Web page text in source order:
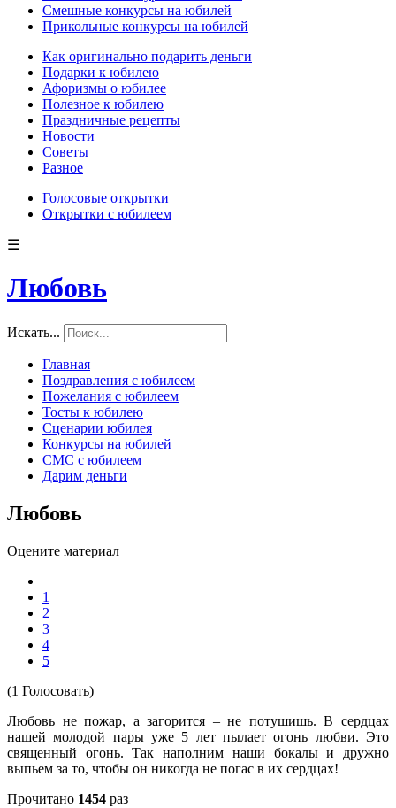
Смешные конкурсы на юбилей
Прикольные конкурсы на юбилей
Как оригинально подарить деньги
Подарки к юбилею
Афоризмы о юбилее
Полезное к юбилею
Праздничные рецепты
Новости
Советы
Разное
Голосовые открытки
Открытки с юбилеем
☰
Любовь
Искать...
Главная
Поздравления с юбилеем
Пожелания с юбилеем
Тосты к юбилею
Сценарии юбилея
Конкурсы на юбилей
СМС с юбилеем
Дарим деньги
Любовь
Оцените материал
1
2
3
4
5
(1 Голосовать)
Любовь не пожар, а загорится – не потушишь. В сердцах
нашей молодой пары уже 5 лет пылает огонь любви. Это
священный огонь. Так наполним наши бокалы и дружно
выпьем за то, чтобы он никогда не погас в их сердцах!
Прочитано 1454 раз